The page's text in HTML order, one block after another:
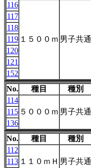
116
１５００ｍ 男子共通
117
118
119
120
121
152
No.
種目 種別
114
５０００ｍ 男子共通
115
136
No.
種目 種別
112
１１０ｍＨ 男子共通
113